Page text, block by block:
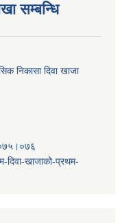
सम्बन्धि
निकासा दिवा खाजा
०७५।०७६
दिवा-खाजाको-प्रथम-